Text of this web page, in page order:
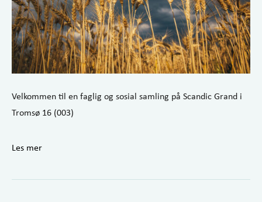
Velkommen til en faglig og sosial samling på Scandic Grand i
Tromsø 16 (003)
Les mer